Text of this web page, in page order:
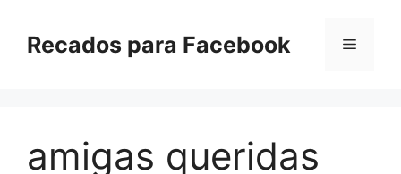
paraRecados para Facebook Menu
amigas queridas